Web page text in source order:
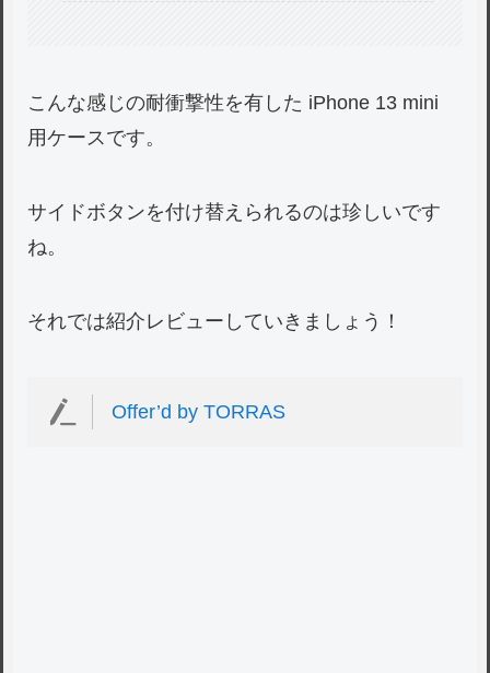
こんな感じの耐衝撃性を有した iPhone 13 mini
用ケースです。
サイドボタンを付け替えられるのは珍しいです
ね。
それでは紹介レビューしていきましょう！
Offer’d by TORRAS